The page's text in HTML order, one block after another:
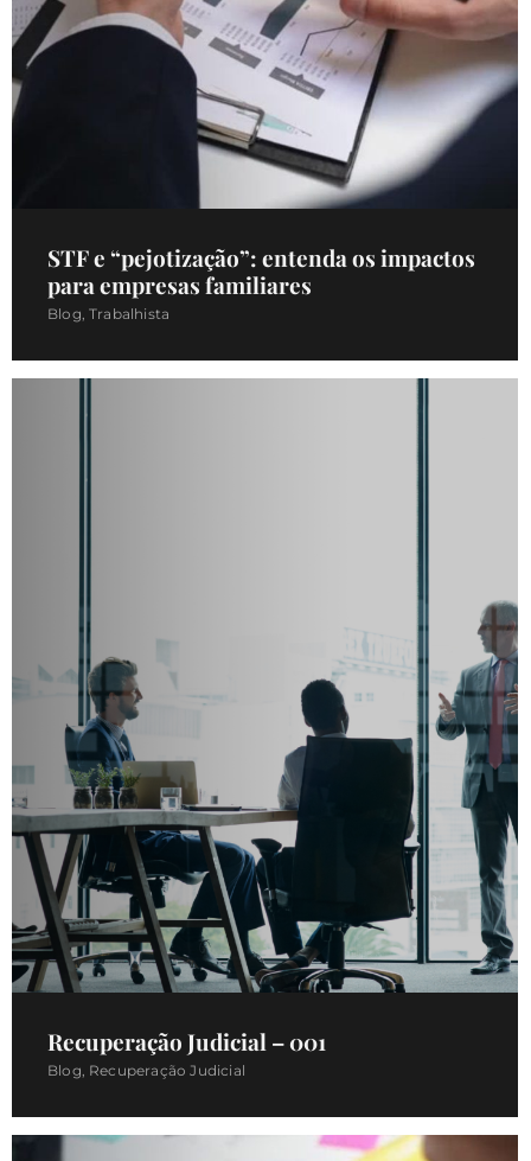
STF e “pejotização”: entenda os impactos
para empresas familiares
Blog Trabalhista
Recuperação Judicial – 001
Blog, Recuperação Judicial